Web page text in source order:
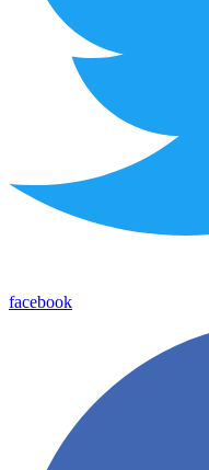
facebook